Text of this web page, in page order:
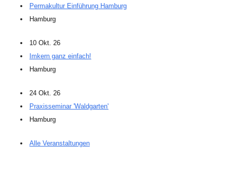
Permakultur Einführung Hamburg
Hamburg
10 Okt. 26
Imkern ganz einfach!
Hamburg
24 Okt. 26
Praxisseminar 'Waldgarten'
Hamburg
Alle Veranstaltungen